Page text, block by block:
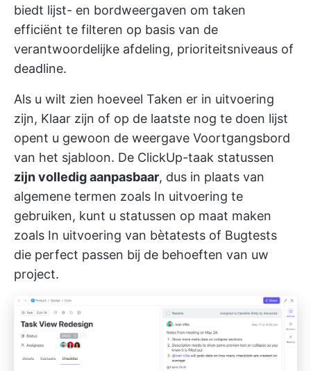
biedt lijst- en bordweergaven om taken
efficiënt te filteren op basis van de
verantwoordelijke afdeling, prioriteitsniveaus of
deadline.
Als u wilt zien hoeveel Taken er in uitvoering
zijn, Klaar zijn of op de laatste nog te doen lijst
opent u gewoon de weergave Voortgangsbord
van het sjabloon. De ClickUp-taak statussen
zijn volledig aanpasbaar, dus in plaats van
algemene termen zoals In uitvoering te
gebruiken, kunt u statussen op maat maken
zoals In uitvoering van bètatests of Bugtests
die perfect passen bij de behoeften van uw
project.